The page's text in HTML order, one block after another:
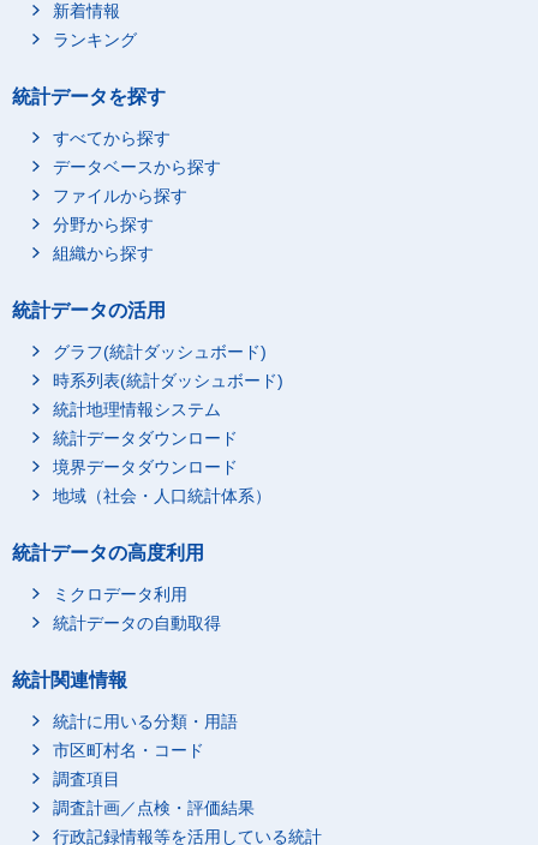
新着情報
ランキング
統計データを探す
すべてから探す
データベースから探す
ファイルから探す
分野から探す
組織から探す
統計データの活用
グラフ(統計ダッシュボード)
時系列表(統計ダッシュボード)
統計地理情報システム
統計データダウンロード
境界データダウンロード
地域（社会・人口統計体系）
統計データの高度利用
ミクロデータ利用
統計データの自動取得
統計関連情報
統計に用いる分類・用語
市区町村名・コード
調査項目
調査計画／点検・評価結果
行政記録情報等を活用している統計